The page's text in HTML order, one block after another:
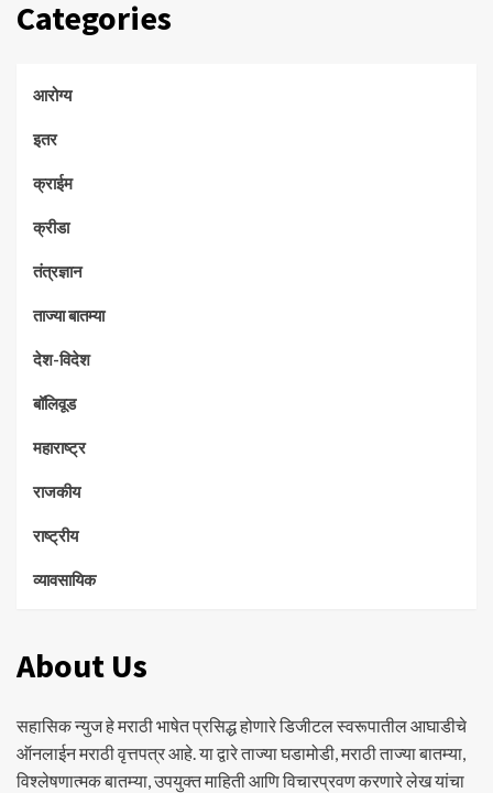
Categories
आरोग्य
इतर
क्राईम
क्रीडा
तंत्रज्ञान
ताज्या बातम्या
देश-विदेश
बॉलिवूड
महाराष्ट्र
राजकीय
राष्ट्रीय
व्यावसायिक
About Us
सहासिक न्युज हे मराठी भाषेत प्रसिद्ध होणारे डिजीटल स्वरूपातील आघाडीचे
ऑनलाईन मराठी वृत्तपत्र आहे. या द्वारे ताज्या घडामोडी, मराठी ताज्या बातम्या,
विश्लेषणात्मक बातम्या, उपयुक्त माहिती आणि विचारप्रवण करणारे लेख यांचा